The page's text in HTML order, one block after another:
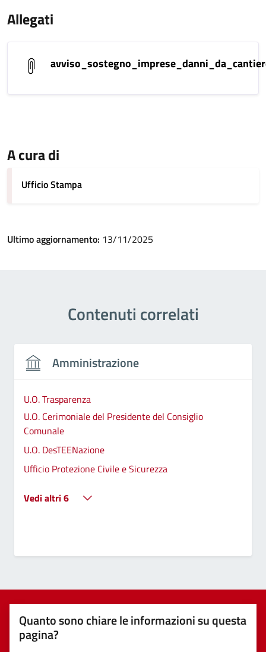
Allegati
A cura di
Ufficio Stampa
Ultimo aggiornamento: 13/11/2025
Contenuti correlati
Amministrazione
U.O. Trasparenza
U.O. Cerimoniale del Presidente del Consiglio
Comunale
U.O. DesTEENazione
Ufficio Protezione Civile e Sicurezza
Vedi altri 6
Quanto sono chiare le informazioni su questa
pagina?